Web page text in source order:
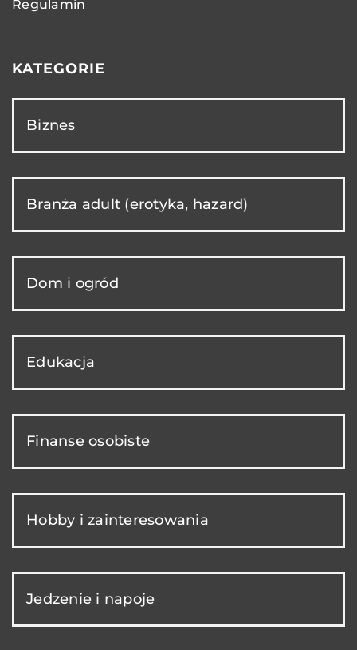
Regulamin
KATEGORIE
Biznes
Branża adult (erotyka, hazard)
Dom i ogród
Edukacja
Finanse osobiste
Hobby i zainteresowania
Jedzenie i napoje